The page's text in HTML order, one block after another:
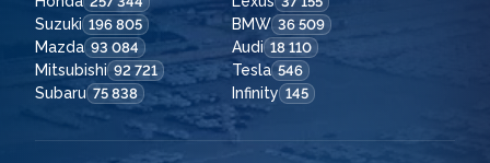
Suzuki 196 805 BMW 36 509
Mazda 93 084 Audi 18 110
Mitsubishi 92 721 Tesla 546
Subaru 75 838 Infinity 145